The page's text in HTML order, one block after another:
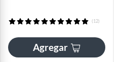
(12)
Agregar